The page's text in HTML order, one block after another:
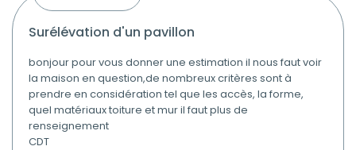
surélévation d'un pavillon
bonjour pour vous donner une estimation il nous faut voir
la maison en question,de nombreux critères sont à
prendre en considération tel que les accès, la forme,
quel matériaux toiture et mur il faut plus de
renseignement
CDT